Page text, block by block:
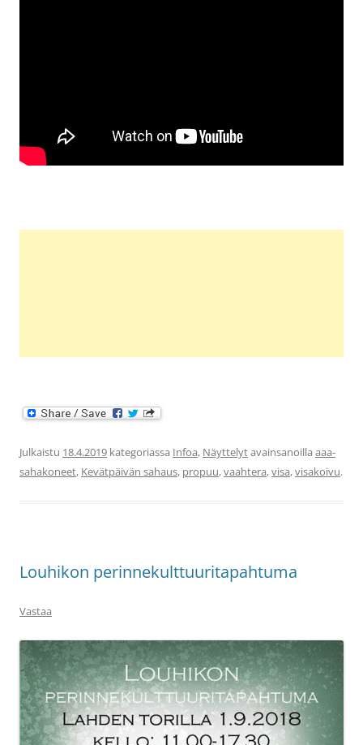
Julkaistu 18.4.2019 kategoriassa Infoa, Näyttelytavainsanoilla aaa-
sahakoneet, Kevätpäivän sahaus, propuu,vaahtera,visa,visakoivu.
Louhikon perinnekulttuuritapahtuma
Vastaa